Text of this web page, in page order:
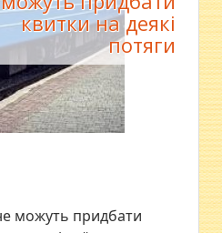
квитки на деякі
потяги
можуть придбати